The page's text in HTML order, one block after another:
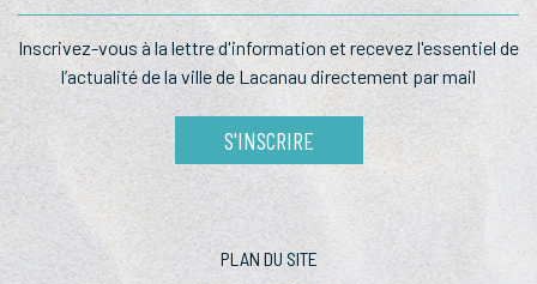
Inscrivez-vous à la lettred'information et recevez l'essentiel de
l’actualité de la ville de Lacanau directement par mail
S'INSCRIRE
PLAN DU SITE